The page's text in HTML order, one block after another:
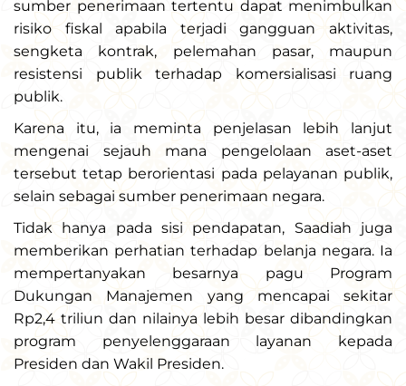
sumber penerimaan tertentu dapat menimbulkan
risiko fiskal apabila terjadi gangguan aktivitas,
sengketa kontrak, pelemahan pasar, maupun
resistensi publik terhadap komersialisasi ruang
publik.
Karena itu, ia meminta penjelasan lebih lanjut
mengenai sejauh mana pengelolaan aset-aset
tersebut tetap berorientasi pada pelayanan publik,
selain sebagai sumber penerimaan negara.
Tidak hanya pada sisi pendapatan, Saadiah juga
memberikan perhatian terhadap belanja negara. Ia
mempertanyakan besarnya pagu Program
Dukungan Manajemen yang mencapai sekitar
Rp2,4 triliun dan nilainya lebih besar dibandingkan
program penyelenggaraan layanan kepada
Presiden dan Wakil Presiden.